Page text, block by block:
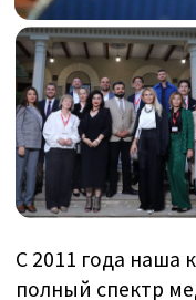
С 2011 года наша
полный спектр
высочайшего уровня.
мы индивидуально
специалистов в любой
Мы являемся
консультантами с
работы в стационарном
лечении. Наш сервис
разберётся в вашей
соответствующую
индивидуальным